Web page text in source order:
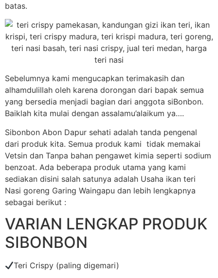
batas.
Sebelumnya kami mengucapkan terimakasih dan
alhamdulillah oleh karena dorongan dari bapak semua
yang bersedia menjadi bagian dari anggota siBonbon.
Baiklah kita mulai dengan assalamu’alaikum ya….
Sibonbon Abon Dapur sehati adalah tanda pengenal
dari produk kita. Semua produk kami tidak memakai
Vetsin dan Tanpa bahan pengawet kimia seperti sodium
benzoat. Ada beberapa produk utama yang kami
sediakan disini salah satunya adalah Usaha ikan teri
Nasi goreng Garing Waingapu dan lebih lengkapnya
sebagai berikut :
VARIAN LENGKAP PRODUK
SIBONBON
Teri Crispy (paling digemari)